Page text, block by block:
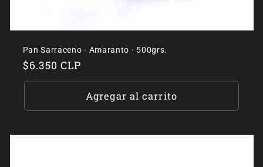
Pan Sarraceno - Amaranto · 500grs.
Precio
habitual
$6.350 CLP
Agregar al carrito